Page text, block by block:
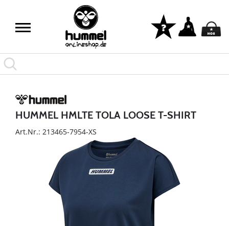
HUMMEL HMLTE TOLA LOOSE T-SHIRT
Art.Nr.: 213465-7954-XS